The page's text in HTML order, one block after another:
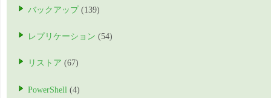
バックアップ(139)
レプリケーション (54)
リストア (67)
PowerShell (4)